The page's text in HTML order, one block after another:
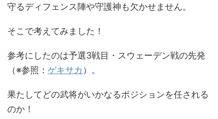
守るディフェンス陣や守護神も欠かせません。
そこで考えてみました！
参考にしたのは予選3戦目・スウェーデン戦の先発
（※参照： ゲキサカ ）。
果たしてどの武将がいかなるポジションを任される
のか！